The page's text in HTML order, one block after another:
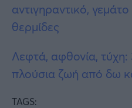
αντιγηραντικό, γεμάτο
θερμίδες
Λεφτά, αφθονία,
πλούσια ζωή από δω
TAGS: